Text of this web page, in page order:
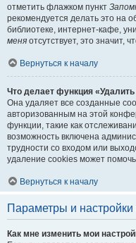
отметить флажком пункт
рекомендуется делать это на
библиотеке, интернет-кафе,
меня отсутствует, это значит,
Вернуться к началу
Что делает функция
Она удаляет все созданные
авторизованным на этой
функции, такие как
возможность включена
трудности со входом или
удаление cookies может
Вернуться к началу
Параметры и настройки
Как мне изменить мои